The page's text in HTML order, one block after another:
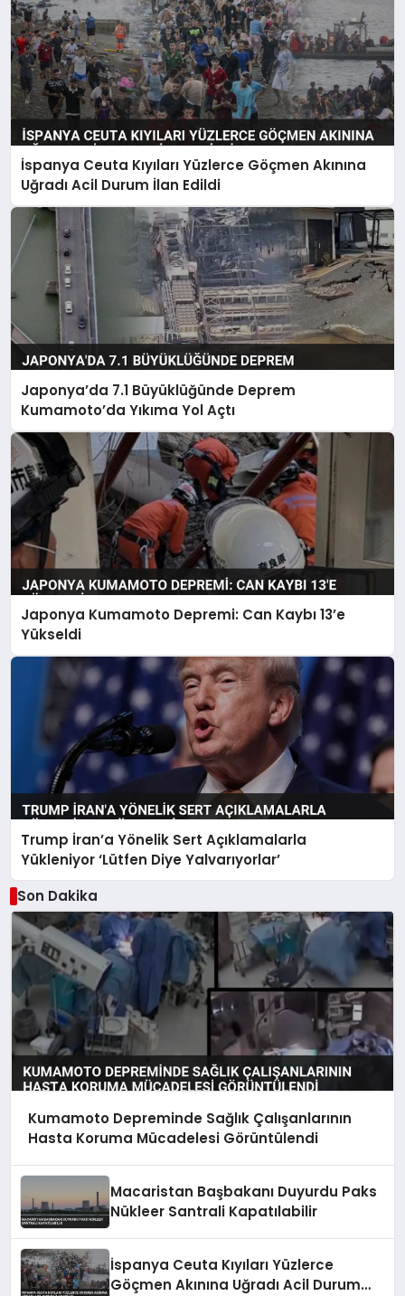
İspanya Ceuta Kıyıları Yüzlerce Göçmen Akınına
Uğradı Acil Durum İlan Edildi
Japonya’da 7.1 Büyüklüğünde Deprem
Kumamoto’da Yıkıma Yol Açtı
Japonya Kumamoto Depremi: Can Kaybı 13’e
Yükseldi
Trump İran’a Yönelik Sert Açıklamalarla
Yükleniyor ‘Lütfen Diye Yalvarıyorlar’
Son Dakika
Kumamoto Depreminde Sağlık Çalışanlarının
Hasta Koruma Mücadelesi Görüntülendi
Macaristan Başbakanı Duyurdu Paks
Nükleer Santrali Kapatılabilir
İspanya Ceuta Kıyıları Yüzlerce
Göçmen Akınına Uğradı Acil Durum